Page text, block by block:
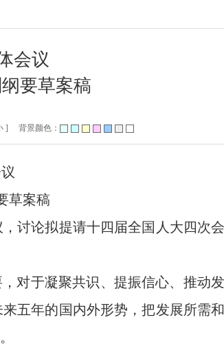
会议
要草案稿
] 背景颜色：
草案稿
讨论拟提请十四届全国人大四次
对于凝聚共识、提振信心、推动
五年的国内外形势，把发展所需